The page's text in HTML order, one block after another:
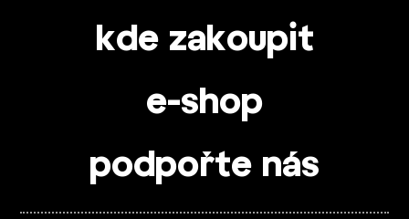
kde zakoupit
e-shop
podpořte nás